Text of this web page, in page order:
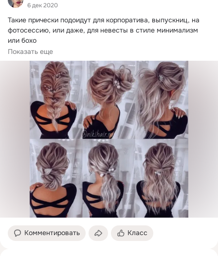
6 дек 2020
Такие прически подоидут для корпоратива, выпускниц, на
фотосессию, или даже, для невесты в стиле минимализм
или бохо
1Вариант «Мальвинка».
Показать еще
Комментировать Класс